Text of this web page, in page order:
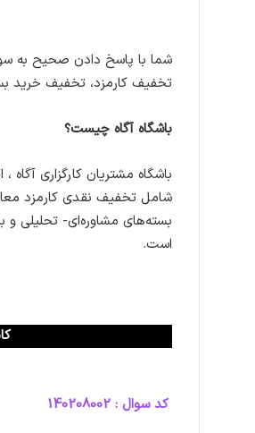
شما با پاسخ دادن صحیح به
تخفیف کارمزد، تخفیف خرید
باشگاه آگاه چیست؟
باشگاه مشتریان کارگزاری آگاه
شامل تخفیف نقدی کارمزد
بسته‌های مشاوره‌ای- تحلیلی و
است.
کد سوال : 140208002